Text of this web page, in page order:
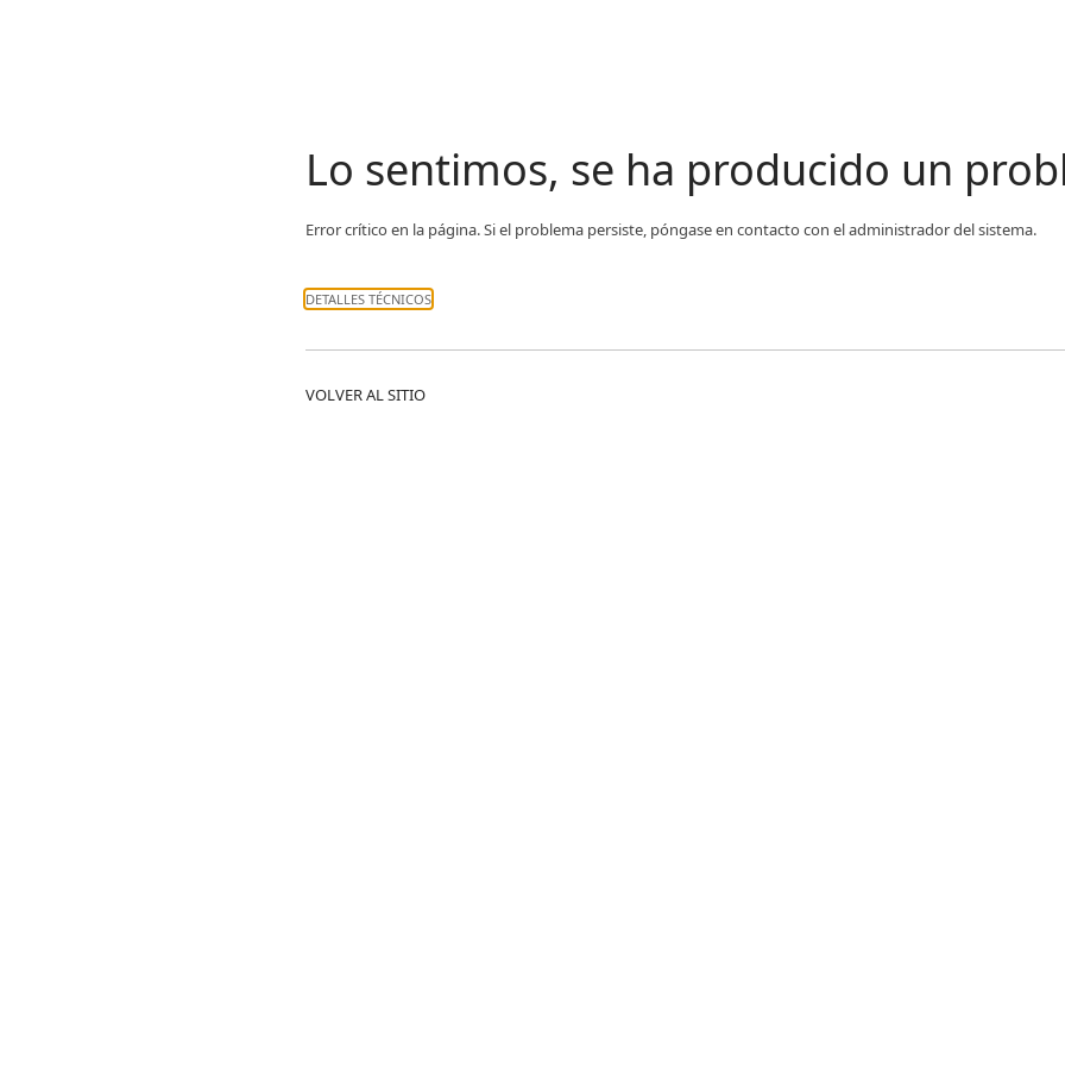
Lo sentimos, se ha producido un
Error crítico en la página. Si el problema persiste, póngase en contacto con el administrador del sistema.
DETALLES TÉCNICOS
VOLVER AL SITIO